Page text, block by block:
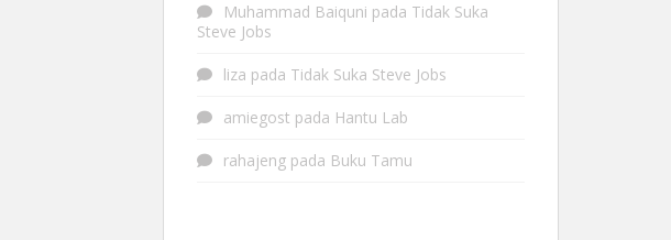
Muhammad Baiquni pada Tidak Suka
Steve Jobs
liza pada Tidak Suka Steve Jobs
amiegost pada Hantu Lab
rahajeng pada Buku Tamu